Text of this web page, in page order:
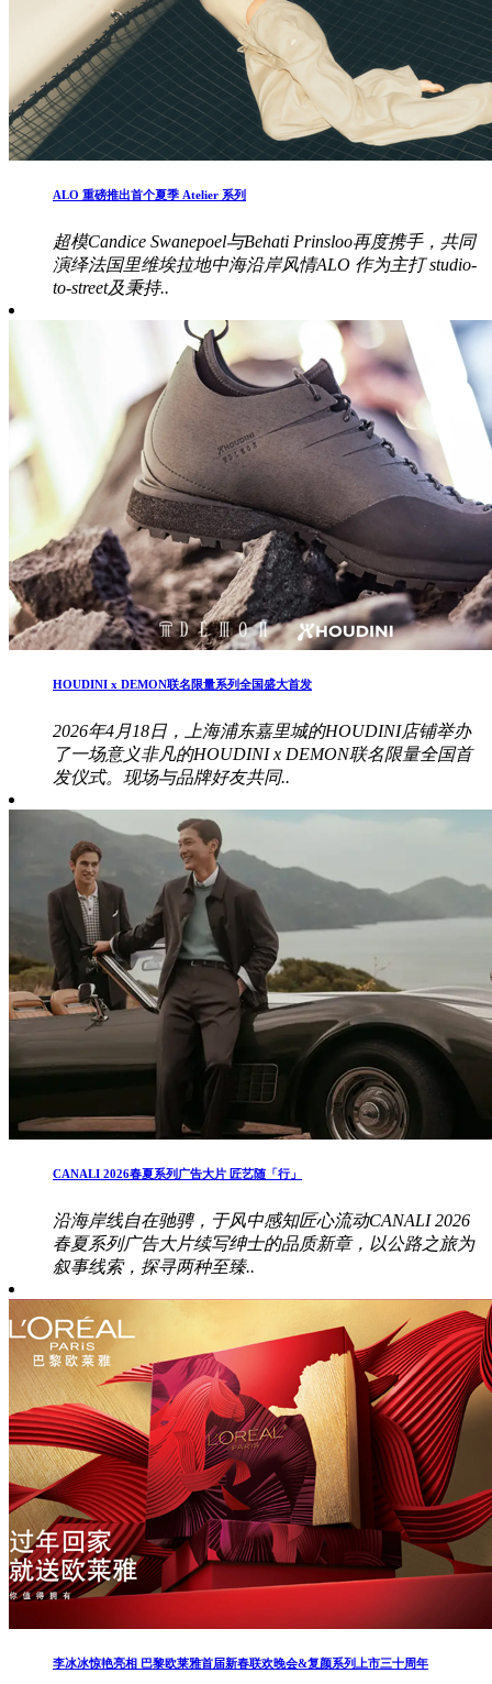
ALO 重磅推出首个夏季 Atelier 系列
超模Candice Swanepoel与Behati Prinsloo再度携手，共同
演绎法国里维埃拉地中海沿岸风情ALO 作为主打 studio-
to-street及秉持..
HOUDINI x DEMON联名限量系列全国盛大首发
2026年4月18日，上海浦东嘉里城的HOUDINI店铺举办
了一场意义非凡的HOUDINI x DEMON联名限量全国首
发仪式。现场与品牌好友共同..
CANALI 2026春夏系列广告大片 匠艺随「行」
沿海岸线自在驰骋，于风中感知匠心流动CANALI 2026
春夏系列广告大片续写绅士的品质新章，以公路之旅为
叙事线索，探寻两种至臻..
李冰冰惊艳亮相 巴黎欧莱雅首届新春联欢晚会&复颜系列上市三十周年